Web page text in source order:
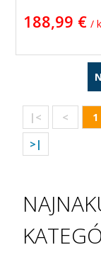
188,99 € /
|< < 1
>|